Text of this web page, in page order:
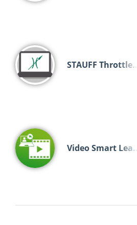
STAUFF Throttle…
Video Smart Lea…